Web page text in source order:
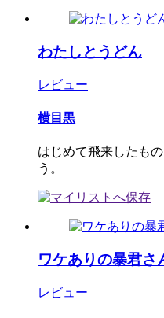
わたしとうどん
レビュー
横目黒
はじめて飛来したも
う。
ワケありの暴君さ
レビュー